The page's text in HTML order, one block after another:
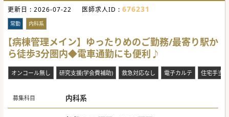
更新日 : 2026-07-22 医師求人ID : 676231
常勤 内科系
【病棟管理メイン】ゆったりめのご勤務/最寄り駅か
ら徒歩3分圏内◆電車通勤にも便利♪
オンコール無し 研究支援(学会費補助) 救急対応なし 電子カルテ 住宅手当
募集科目 内科系